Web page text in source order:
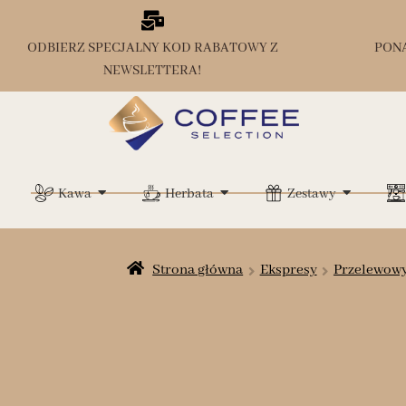
ODBIERZ SPECJALNY KOD RABATOWY Z
NEWSLETTERA!
Kawa Herbata Zestawy
Strona główna Ekspresy